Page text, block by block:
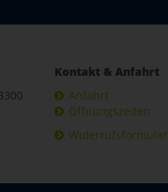
Kontakt & Anfahrt
Anfahrt
Öffnungszeiten
Widerrufsformular